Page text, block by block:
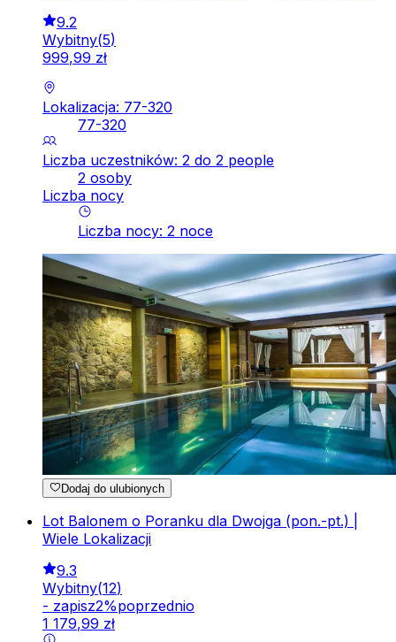
9.2
Wybitny(5)
999,99 zł
Lokalizacja: 77-320
77-320
Liczba uczestników: 2 do 2 people
2 osoby
Liczba nocy
Liczba nocy: 2 noce
Dodaj do ulubionych
Lot Balonem o Poranku dla Dwojga (pon.-pt.) |
Wiele Lokalizacji
9.3
Wybitny(12)
- zapisz2%poprzednio
1 179,99 zł